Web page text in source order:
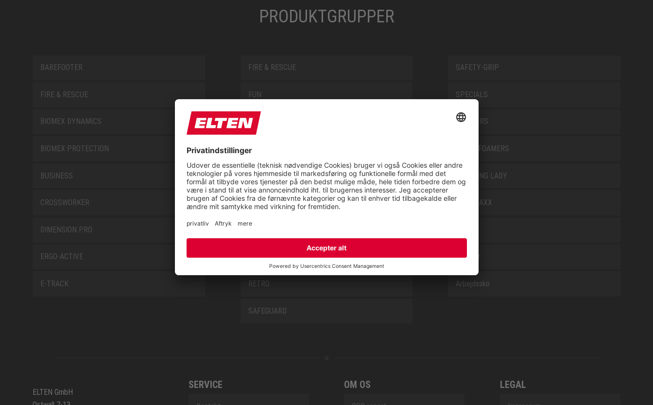
PRODUKTGRUPPER
BAREFOOTER
FIRE & RESCUE
BIOMEX DYNAMICS
BIOMEX PROTECTION
BUSINESS
CROSSWORKER
DIMENSION PRO
ERGO-ACTIVE
E-TRACK
FIRE & RESCUE
FUN
JORI BY ELTEN
L10
LOWA WORK COLLECTION
MISS L10
NOVA
RETRO
SAFEGUARD
SAFETY-GRIP
SPECIALS
TRAINERS
TRANSFOAMERS
TREKKING LADY
WELLMAXX
Tilbehør
Arbejdssko
ELTEN GmbH
SERVICE OM OS LEGAL